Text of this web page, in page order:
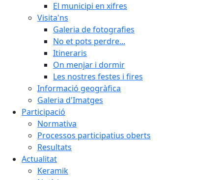
El municipi en xifres
Visita'ns
Galeria de fotografies
No et pots perdre...
Itineraris
On menjar i dormir
Les nostres festes i fires
Informació geogràfica
Galeria d'Imatges
Participació
Normativa
Processos participatius oberts
Resultats
Actualitat
Keramik